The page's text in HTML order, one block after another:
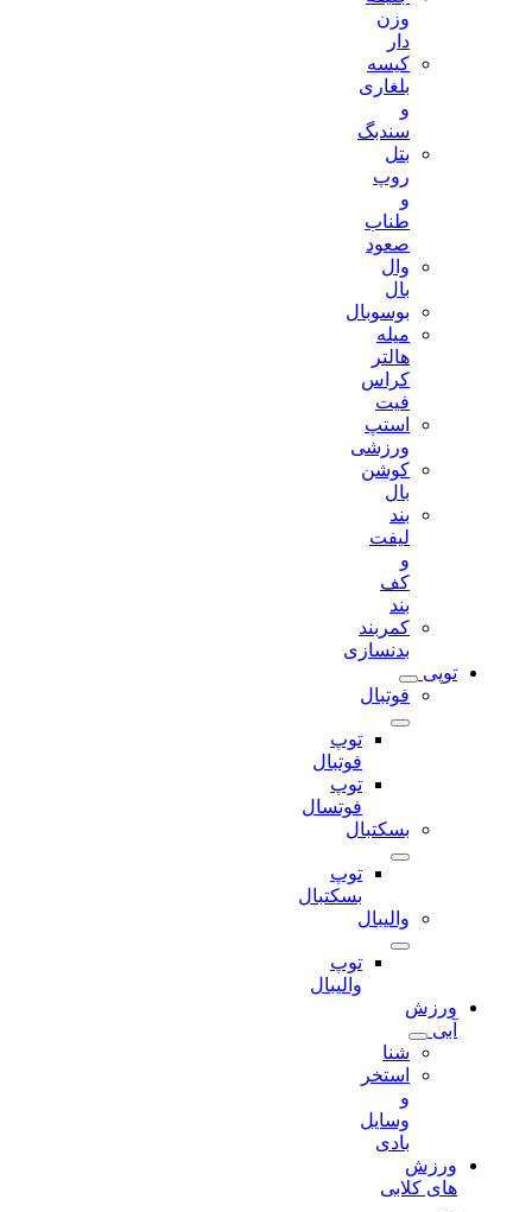
کیسه
بلغاری
سندبگ
بتل
وال
بوسوبال
میله
کراس
استپ
ورزشی
کوشن
کمربند
بدنسازی
توپی
فوتبال
توپ
فوتبال
توپ
فوتسال
بسکتبال
توپ
بسکتبال
والیبال
توپ
والیبال
ورزش
شنا
استخر
وسایل
ورزش
های کلابی